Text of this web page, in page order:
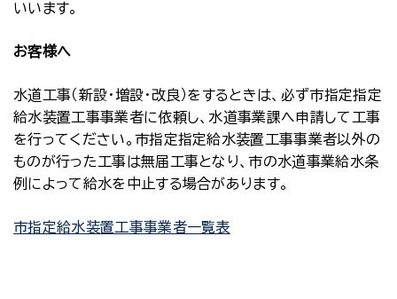
いいます。
お客様へ
水道工事（新設・増設・改良）をするときは、必ず市指定指定
給水装置工事事業者に依頼し、水道事業課へ申請して工事
を行ってください。市指定指定給水装置工事事業者以外の
ものが行った工事は無届工事となり、市の水道事業給水条
例によって給水を中止する場合があります。
市指定給水装置工事事業者一覧表